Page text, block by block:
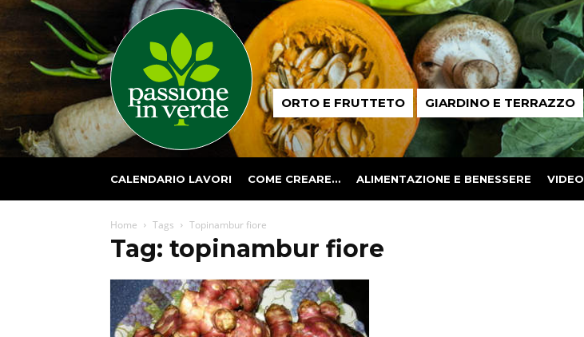
Passione
in ORTO E FRUTTETO GIARDINO E TERRAZZO
CALENDARIO LAVORI COME CREARE… ALIMENTAZIONE E BENESSERE VIDEO
Home Tags Topinambur fiore
Tag: topinambur fiore